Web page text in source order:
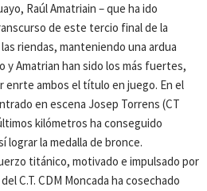
Raúl Amatriain – que ha ido
de este tercio final de la
riendas, manteniendo una ardua
y Amatrian han sido los más fuertes,
enrte ambos el título en juego. En el
en escena Josep Torrens (CT
kilómetros ha conseguido
lograr la medalla de bronce.
titánico, motivado e impulsado por
C.T. CDM Moncada ha cosechado